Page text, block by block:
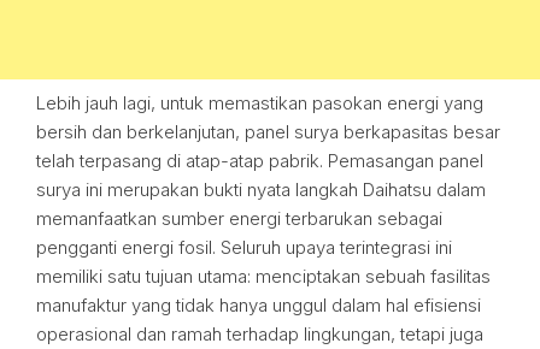
Lebih jauh lagi, untuk memastikan pasokan energi yang
bersih dan berkelanjutan, panel surya berkapasitas besar
telah terpasang di atap-atap pabrik. Pemasangan panel
surya ini merupakan bukti nyata langkah Daihatsu dalam
memanfaatkan sumber energi terbarukan sebagai
pengganti energi fosil. Seluruh upaya terintegrasi ini
memiliki satu tujuan utama: menciptakan sebuah fasilitas
manufaktur yang tidak hanya unggul dalam hal efisiensi
operasional dan ramah terhadap lingkungan, tetapi juga